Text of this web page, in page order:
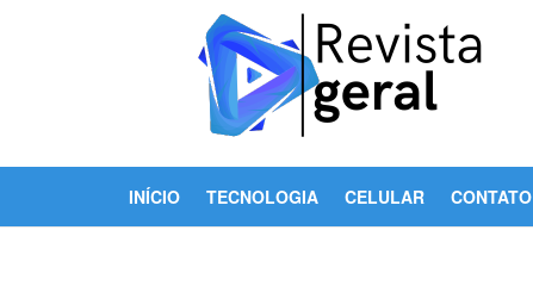
INÍCIO TECNOLOGIA CELULAR CONTATO